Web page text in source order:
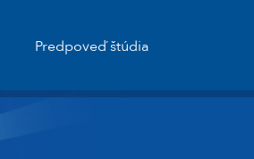
Predpoveď štúdia